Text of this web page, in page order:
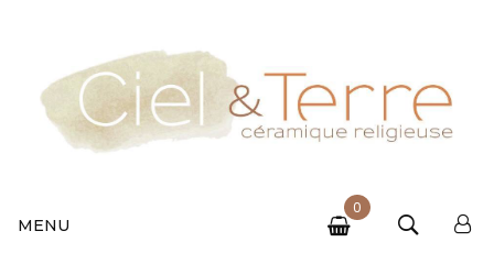
MENU
0